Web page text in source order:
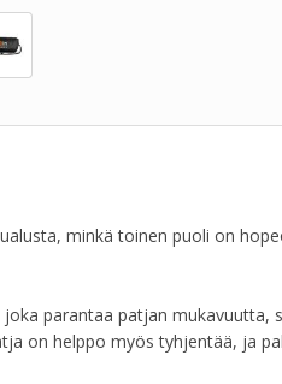
minkä toinen puoli on
parantaa patjan mukavuutta,
on helppo myös tyhjentää, ja